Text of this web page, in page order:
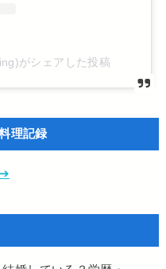
がシェアした投稿
理記録